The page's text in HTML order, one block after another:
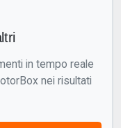
in tempo reale
nei risultati